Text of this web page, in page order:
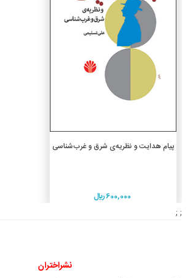
افزودن به سبد خرید
پیام هدایت و نظریه‌ی شرق و غرب‌شناسی
600,000 ريال
; ;
نشراختران